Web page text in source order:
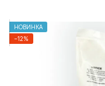
НОВИНКА
−12%